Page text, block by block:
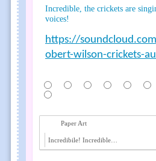
Incredible, the crickets are
voices!
https://
obert-wilson-crickets-
Paper Art